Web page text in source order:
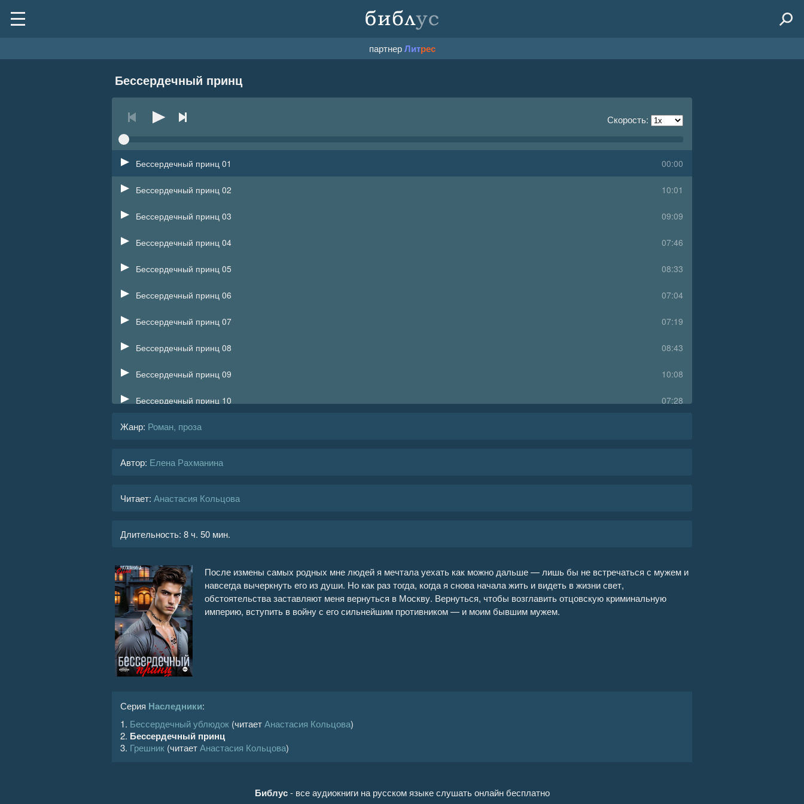
партнерЛитрес
Бессердечный принц
Скорость:
00:00
Бессердечный принц 01
10:01
Бессердечный принц 02
09:09
Бессердечный принц 03
07:46
Бессердечный принц 04
08:33
Бессердечный принц 05
07:04
Бессердечный принц 06
07:19
Бессердечный принц 07
08:43
Бессердечный принц 08
10:08
Бессердечный принц 09
07:28
Бессердечный принц 10
Бессердечный принц 11
Бессердечный принц 14
Бессердечный принц 15
Бессердечный принц 17
Бессердечный принц 18
Бессердечный принц 19
Бессердечный принц 20
Бессердечный принц 23
Жанр: Роман, проза
Автор: Елена Рахманина
Читает: Анастасия Кольцова
Длительность: 8 ч. 50 мин.
После измены самых родных мне людей я мечтала уехать как можно дальше — лишь бы не встречаться с мужем и
навсегда вычеркнуть его из души. Но как раз тогда, когда я снова начала жить и видеть в жизни свет,
обстоятельства заставляют меня вернуться в Москву. Вернуться, чтобы возглавить отцовскую криминальную
империю, вступить в войну с его сильнейшим противником — и моим бывшим мужем.
Серия Наследники:
1. Бессердечный ублюдок (читаетАнастасия Кольцова)
2. Бессердечный принц
3. Грешник (читаетАнастасия Кольцова)
Библус- все аудиокниги на русском языке слушать онлайн бесплатно